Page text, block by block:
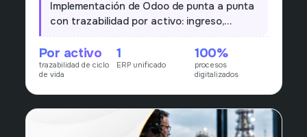
procesos manuales y sin trazabilidad unificada
desde el ingreso hasta la reventa.
Implementación de Odoo de punta a punta
con trazabilidad por activo: ingreso,
reacondicionamiento, certificación y
reventa en un único flujo, digitalizando los
procesos y dando visibilidad en tiempo real
de cada equipo y de su impacto circular.
Por activo
trazabilidad de ciclo
de vida
1
ERP unificado
100%
procesos
digitalizados